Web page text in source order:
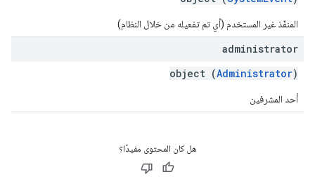
المنفّذ غير المستخدم (أي تم تفعيله من خلال النظام)
administrator
object (Administrator)
أحد المشرفين
هل كان المحتوى مفيدًا؟